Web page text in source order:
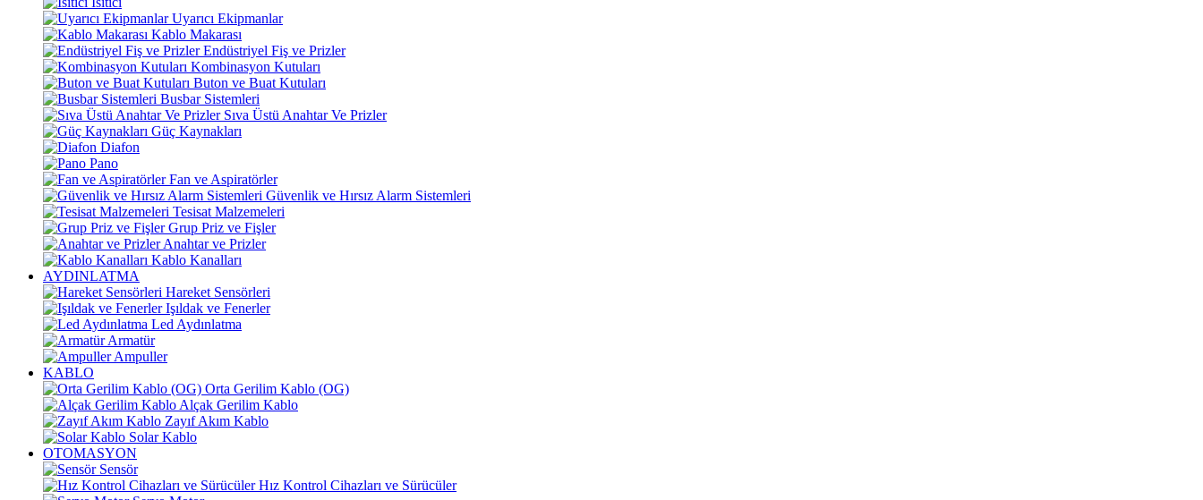
Uyarıcı Ekipmanlar
Kablo Makarası
Endüstriyel Fiş ve Prizler
Kombinasyon Kutuları
Buton ve Buat Kutuları
Busbar Sistemleri
Sıva Üstü Anahtar Ve Prizler
Güç Kaynakları
Diafon
Pano
Fan ve Aspiratörler
Güvenlik ve Hırsız Alarm Sistemleri
Tesisat Malzemeleri
Grup Priz ve Fişler
Anahtar ve Prizler
Kablo Kanalları
AYDINLATMA
Hareket Sensörleri
Işıldak ve Fenerler
Led Aydınlatma
Armatür
Ampuller
KABLO
Orta Gerilim Kablo (OG)
Alçak Gerilim Kablo
Zayıf Akım Kablo
Solar Kablo
OTOMASYON
Sensör
Hız Kontrol Cihazları ve Sürücüler